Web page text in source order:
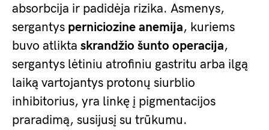
absorbcija ir padidėja rizika. Asmenys,
sergantys perniciozine anemija, kuriems
buvo atlikta skrandžio šunto operacija,
sergantys lėtiniu atrofiniu gastritu arba ilgą
laiką vartojantys protonų siurblio
inhibitorius, yra linkę į pigmentacijos
praradimą, susijusį su trūkumu.